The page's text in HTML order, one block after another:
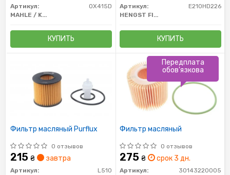
Артикул:
OX415D
MAHLE / KNECHT
КУПИТЬ
Артикул:
E210HD226
HENGST FILTER
КУПИТЬ
Фильтр масляный Purflux
0 отзывов
215 ₴ завтра
Артикул:
L510
Фильтр масляный
0 отзывов
275 ₴ срок 3 дн.
Артикул:
30143220005
Передплата
обов'язкова